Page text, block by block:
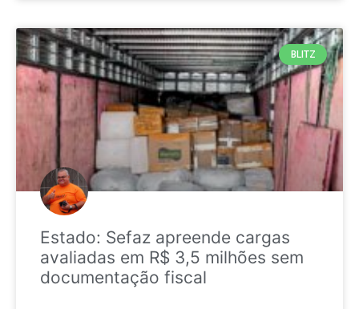
BLITZ
Estado: Sefaz apreende cargas
avaliadas em R$ 3,5 milhões sem
documentação fiscal